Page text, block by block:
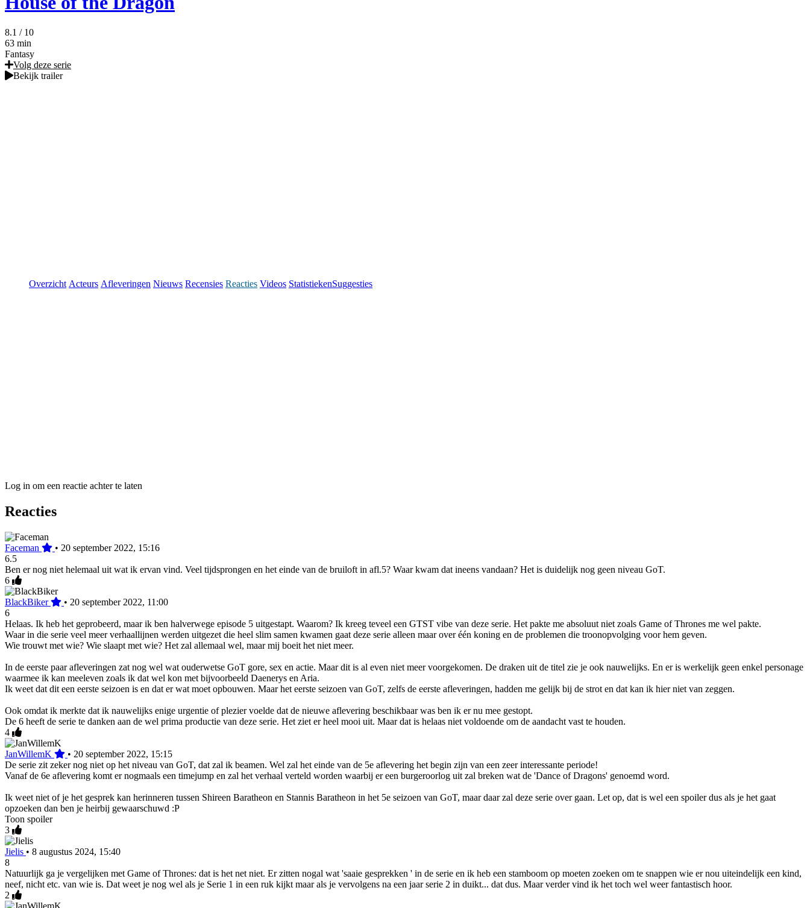
8.1 / 10
63 min
Fantasy
Volg deze serie
Bekijk trailer
Overzicht Acteurs Afleveringen Nieuws Recensies Reacties Videos StatistiekenSuggesties
Log in om een reactie achter te laten
Reacties
Faceman • 20 september 2022, 15:16
6.5
Ben er nog niet helemaal uit wat ik ervan vind. Veel tijdsprongen en het einde van de bruiloft in afl.5? Waar kwam dat ineens vandaan? Het is duidelijk nog geen niveau GoT.
6
BlackBiker • 20 september 2022, 11:00
6
Helaas. Ik heb het geprobeerd, maar ik ben halverwege episode 5 uitgestapt. Waarom? Ik kreeg teveel een GTST vibe van deze serie. Het pakte me absoluut niet zoals Game of Thrones me wel pakte.
Waar in die serie veel meer verhaallijnen werden uitgezet die heel slim samen kwamen gaat deze serie alleen maar over één koning en de problemen die troonopvolging voor hem geven.
Wie trouwt met wie? Wie slaapt met wie? Het zal allemaal wel, maar mij boeit het niet meer.
In de eerste paar afleveringen zat nog wel wat ouderwetse GoT gore, sex en actie. Maar dit is al even niet meer voorgekomen. De draken uit de titel zie je ook nauwelijks. En er is werkelijk geen enkel personage
waarmee ik kan meeleven zoals ik dat wel kon met bijvoorbeeld Daenerys en Aria.
Ik weet dat dit een eerste seizoen is en dat er wat moet opbouwen. Maar het eerste seizoen van GoT, zelfs de eerste afleveringen, hadden me gelijk bij de strot en dat kan ik hier niet van zeggen.
Ook omdat ik merkte dat ik nauwelijks enige urgentie of plezier voelde dat de nieuwe aflevering beschikbaar was ben ik er nu mee gestopt.
De 6 heeft de serie te danken aan de wel prima productie van deze serie. Het ziet er heel mooi uit. Maar dat is helaas niet voldoende om de aandacht vast te houden.
4
JanWillemK • 20 september 2022, 15:15
De serie zit zeker nog niet op het niveau van GoT, dat zal ik beamen. Wel zal het einde van de 5e aflevering het begin zijn van een zeer interessante periode!
Vanaf de 6e aflevering komt er nogmaals een timejump en zal het verhaal verteld worden waarbij er een burgeroorlog uit zal breken wat de 'Dance of Dragons' genoemd word.
Ik weet niet of je het gesprek kan herinneren tussen Shireen Baratheon en Stannis Baratheon in het 5e seizoen van GoT, maar daar zal deze serie over gaan. Let op, dat is wel een spoiler dus als je het gaat
opzoeken dan ben je heirbij gewaarschuwd :P
Toon spoiler
3
Jielis • 8 augustus 2024, 15:40
8
Natuurlijk ga je vergelijken met Game of Thrones: dat is het net niet. Er zitten nogal wat 'saaie gesprekken ' in de serie en ik heb een stamboom op moeten zoeken om te snappen wie er nou uiteindelijk een kind,
neef, nicht etc. van wie is. Dat weet je nog wel als je Serie 1 in een ruk kijkt maar als je vervolgens na een jaar serie 2 in duikt... dat dus. Maar verder vind ik het toch wel weer fantastisch hoor.
2